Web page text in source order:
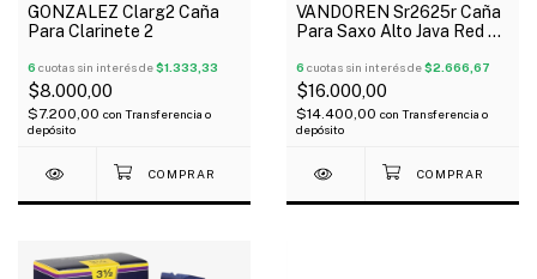
GONZALEZ Clarg2 Caña
Para Clarinete 2
6 cuotas sin interés de$1.333,33
$8.000,00
$7.200,00 con Transferencia o
depósito
VANDOREN Sr2625r Caña
Para Saxo Alto Java Red N°
6 cuotas sin interés de$2.666,67
$16.000,00
$14.400,00 con Transferencia o
depósito